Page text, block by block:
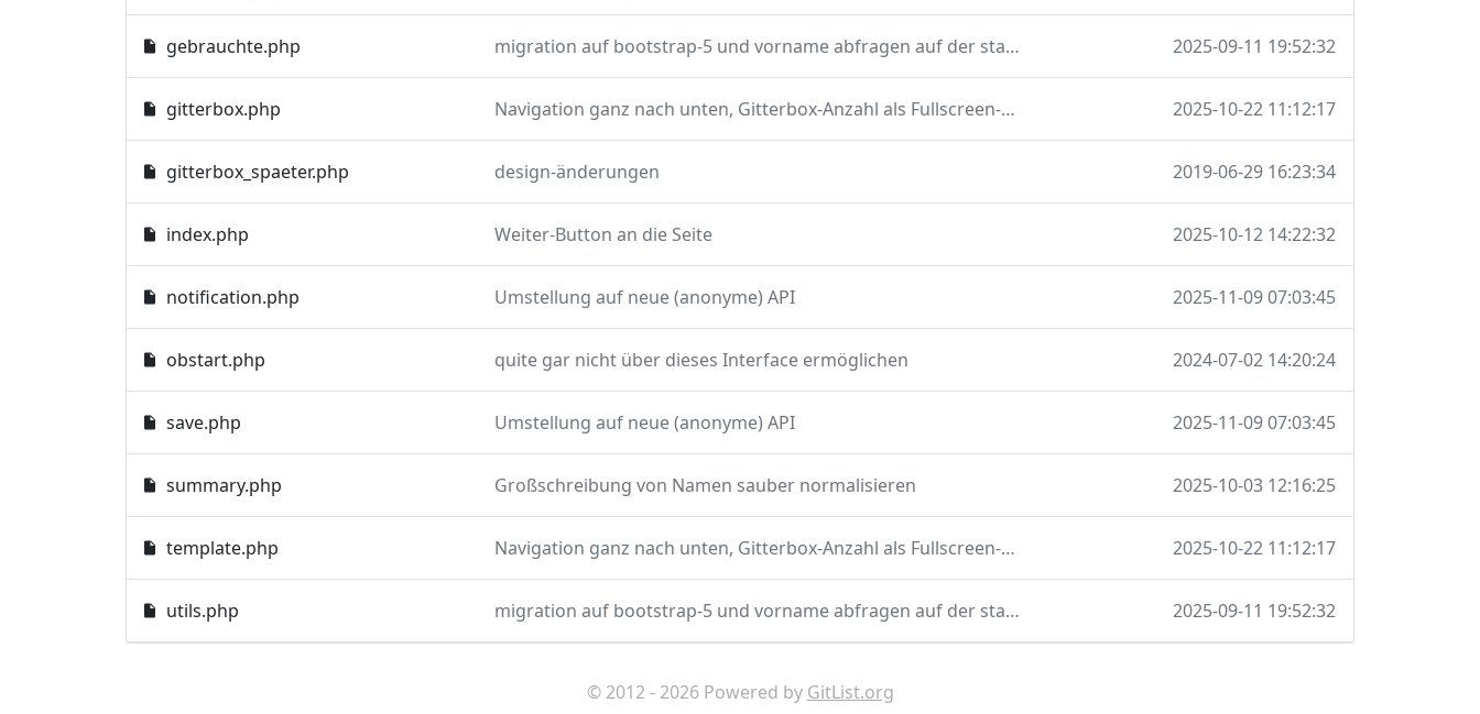
gebrauchte.php migration auf bootstrap-5 und vorname abfragen auf der startseite 2025-09-11 19:52:32
gitterbox.php Navigation ganz nach unten, Gitterbox-Anzahl als Fullscreen-Dialog 2025-10-22 11:12:17
gitterbox_spaeter.php design-änderungen 2019-06-29 16:23:34
index.php Weiter-Button an die Seite 2025-10-12 14:22:32
notification.php Umstellung auf neue (anonyme) API 2025-11-09 07:03:45
obstart.php quite gar nicht über dieses Interface ermöglichen 2024-07-02 14:20:24
save.php Umstellung auf neue (anonyme) API 2025-11-09 07:03:45
summary.php Großschreibung von Namen sauber normalisieren 2025-10-03 12:16:25
template.php Navigation ganz nach unten, Gitterbox-Anzahl als Fullscreen-Dialog 2025-10-22 11:12:17
utils.php migration auf bootstrap-5 und vorname abfragen auf der startseite 2025-09-11 19:52:32
© 2012 - 2026 Powered by GitList.org